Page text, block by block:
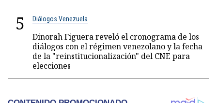
5 Diálogos Venezuela
Dinorah Figuera reveló el cronograma de los
diálogos con el régimen venezolano y la fecha
de la "reinstitucionalización" del CNE para
elecciones